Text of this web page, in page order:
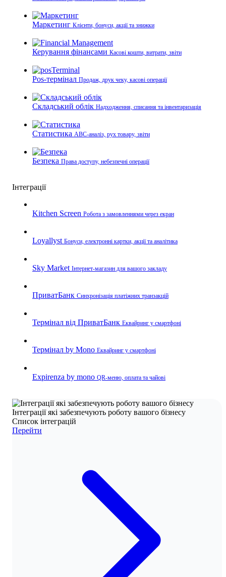
Маркетинг Клієнти, бонуси, акції та знижки
Керування фінансами Касові кошти, витрати, звіти
Pos-термінал Продаж, друк чеку, касові операції
Складський облік Надходження, списання та інвентаризація
Статистика ABC-аналіз, рух товару, звіти
Безпека Права доступу, небезпечні операції
Інтеграції
Kitchen Screen Робота з замовленнями через екран
Loyallyst Бонуси, електронні картки, акції та аналітика
Sky Market Інтернет-магазин для вашого закладу
ПриватБанк Синхронізація платіжних транзакцій
Термінал від ПриватБанк Еквайринг у смартфоні
Термінал by Mono Еквайринг у смартфоні
Expirenza by mono QR-меню, оплата та чайові
Інтеграції які забезпечують роботу вашого бізнесу
Список інтеграцій
Перейти